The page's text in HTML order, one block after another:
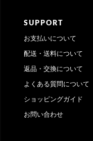
SUPPORT
お支払いについて
配送・送料について
返品・交換について
よくある質問について
ショッピングガイド
お問い合わせ